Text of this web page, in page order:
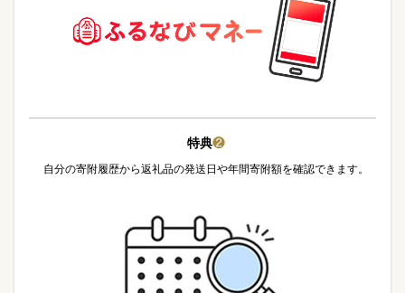
特典❷
自分の寄附履歴から返礼品の発送日や年間寄附額を確認できます。